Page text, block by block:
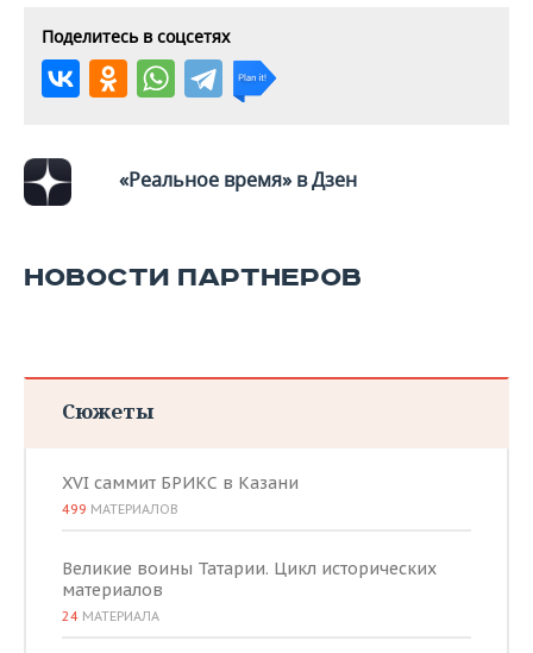
Поделитесь в соцсетях
«Реальное время» в Дзен
НОВОСТИ ПАРТНЕРОВ
Сюжеты
XVI саммит БРИКС в Казани
499 МАТЕРИАЛОВ
Великие воины Татарии. Цикл исторических
материалов
24 МАТЕРИАЛА